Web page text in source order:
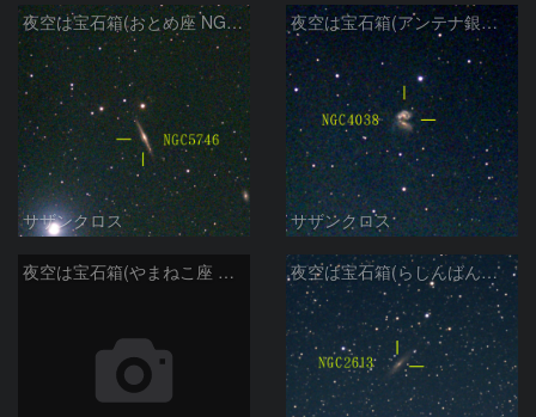
夜空は宝石箱(おとめ座 NGC5746) Seestar50
サザンクロス
夜空は宝石箱(アンテナ銀河 NGC4038) Seestar50
サザンクロス
夜空は宝石箱(やまねこ座 NGC2683) Seestar50 夜空は宝石箱(らしんばん座 NGC2613) Seestar50